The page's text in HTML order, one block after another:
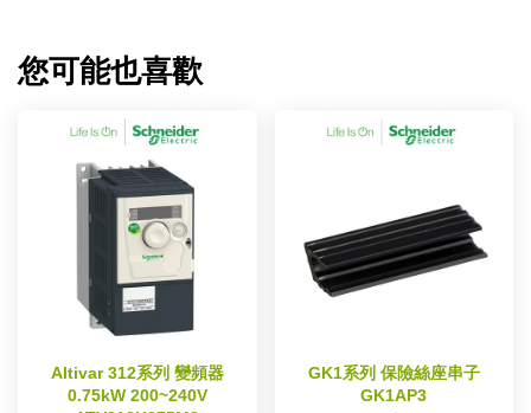
您可能也喜歡
Altivar 312系列 變頻器
0.75kW 200~240V
GK1系列 保險絲座串子
GK1AP3